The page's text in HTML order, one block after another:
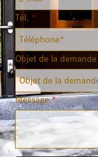
Tél. *
Objet de la demande
Message*